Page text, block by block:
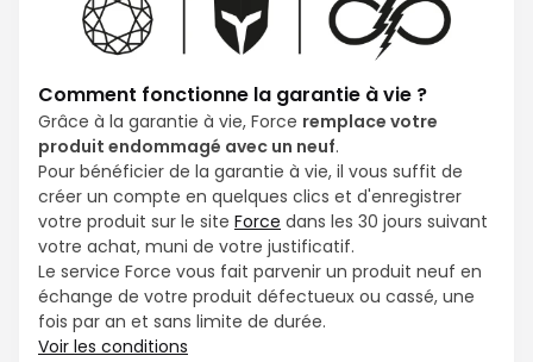
Comment fonctionne la garantie à vie ?
Grâce à la garantie à vie, Force remplace votre
produit endommagé avec un neuf.
Pour bénéficier de la garantie à vie, il vous suffit de
créer un compte en quelques clics et d'enregistrer
votre produit sur le site Force dans les 30 jours suivant
votre achat, muni de votre justificatif.
Le service Force vous fait parvenir un produit neuf en
échange de votre produit défectueux ou cassé, une
fois par an et sans limite de durée.
Voir les conditions